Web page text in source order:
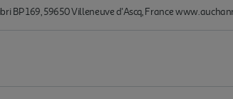
BP 169, 59650 Villeneuve d'Ascq, France